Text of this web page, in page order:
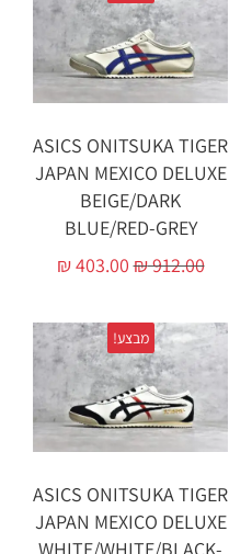
ASICS ONITSUKA TIGER
JAPAN MEXICO DELUXE
BEIGE/DARK
BLUE/RED-GREY
₪912.00
₪403.00
מבצע!
ASICS ONITSUKA TIGER
JAPAN MEXICO DELUXE